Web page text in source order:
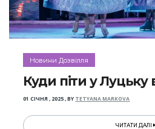
Новини Дозвілля
Куди піти у Луцьку
01 СІЧНЯ , 2025,BY TETYANA MARKOVA
ЧИТАТИ ДАЛІ